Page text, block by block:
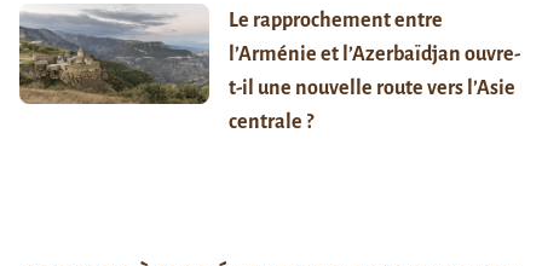
Le rapprochement entre
l’Arménie et l’Azerbaïdjan ouvre-
t-il une nouvelle route vers l’Asie
centrale ?